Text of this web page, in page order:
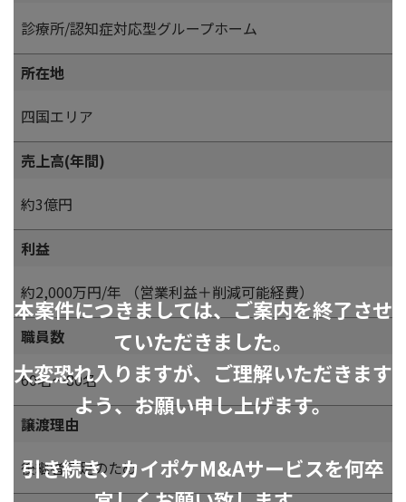
本案件につきましては、ご案内を終了させ
ていただきました。
大変恐れ入りますが、ご理解いただきます
よう、お願い申し上げます。
引き続き、カイポケM&Aサービスを何卒
診療所/認知症対応型グループホーム
所在地
四国エリア
売上高(年間)
約3億円
利益
約2,000万円/年 （営業利益＋削減可能経費）
職員数
60名～80名
譲渡理由
後継者不足のため